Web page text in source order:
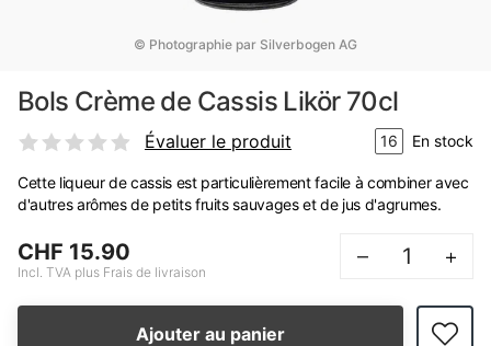
© Photographie par Silverbogen AG
Bols Crème de Cassis Likör 70cl
Évaluer le produit 16 En stock
Cette liqueur de cassis est particulièrement facile à combiner avec
d'autres arômes de petits fruits sauvages et de jus d'agrumes.
CHF 15.90
Incl. TVA plus Frais de livraison
– +
Ajouter au panier